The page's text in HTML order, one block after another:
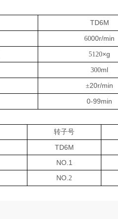
TD6M
6000r/min
5120×g
300ml
±20r/min
0-99min
转子号
TD6M
NO.1
NO. 2